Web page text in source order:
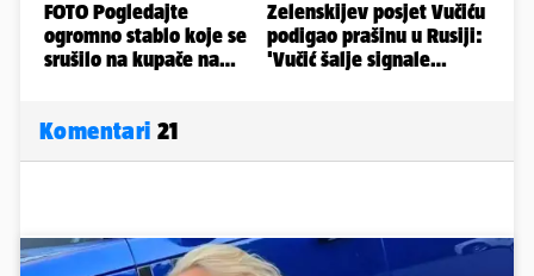
Komentari 21